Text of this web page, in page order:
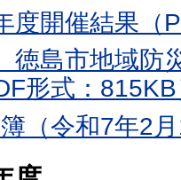
度開催結果（
島市地域防
形式：815KB
（令和7年2